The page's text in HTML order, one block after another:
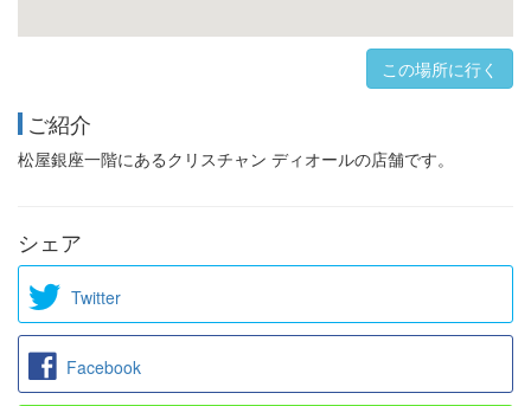
この場所に行く
ご紹介
松屋銀座一階にあるクリスチャン ディオールの店舗です。
シェア
Twitter
Facebook